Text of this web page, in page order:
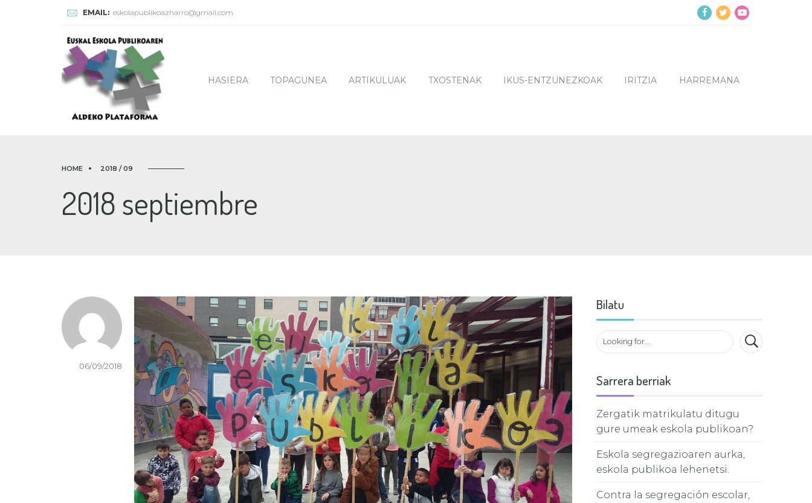
EMAIL: eskolapublikoazharro@gmail.com
HASIERA TOPAGUNEA ARTIKULUAK TXOSTENAK IKUS-ENTZUNEZKOAK IRITZIA HARREMANA
HOME 2018 / 09
2018 septiembre
06/09/2018
Bilatu
Sarrera berriak
Zergatik matrikulatu ditugu
gure umeak eskola publikoan?
Eskola segregazioaren aurka,
eskola publikoa lehenetsi.
Contra la segregación escolar,